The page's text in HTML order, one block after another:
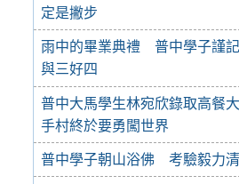
定是撇步
雨中的畢業典禮 普中學子謹
與三好四
普中大馬學生林宛欣錄取高餐
手村終於要勇闖世界
普中學子朝山浴佛 考驗毅力